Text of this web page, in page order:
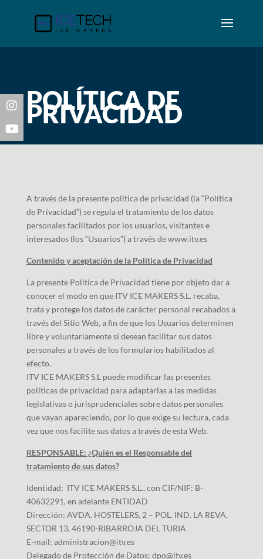
POLÍTICA DE
PRIVACIDAD
A través de la presente política de privacidad (la “Política
de Privacidad”) se regula el tratamiento de los datos
personales facilitados por los usuarios, visitantes e
interesados (los “Usuarios”) a través de www.itv.es
Contenido y aceptación de la Política de Privacidad
La presente Política de Privacidad tiene por objeto dar a
conocer el modo en que ITV ICE MAKERS S.L. recaba,
trata y protege los datos de carácter personal recabados a
través del Sitio Web, a fin de que los Usuarios determinen
libre y voluntariamente si desean facilitar sus datos
personales a través de los formularios habilitados al
efecto.
ITV ICE MAKERS S.L puede modificar las presentes
políticas de privacidad para adaptarlas a las medidas
legislativas o jurisprudenciales sobre datos personales
que vayan apareciendo, por lo que exige su lectura, cada
vez que nos facilite sus datos a través de esta Web.
RESPONSABLE: ¿Quién es el Responsable del
tratamiento de sus datos?
Identidad: ITV ICE MAKERS S.L., con CIF/NIF: B-
40632291, en adelante ENTIDAD
Dirección: AVDA. HOSTELERS, 2 – POL. IND. LA REVA,
SECTOR 13, 46190-RIBARROJA DEL TURIA
E-mail: administracion@itv.es
Delegado de Protección de Datos: dpo@itv.es